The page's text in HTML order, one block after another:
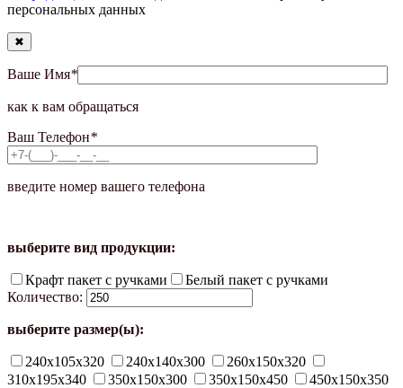
персональных данных
✖
Ваше Имя*
как к вам обращаться
Ваш Телефон*
введите номер вашего телефона
выберите вид продукции:
Крафт пакет с ручками
Белый пакет с ручками
Количество:
выберите размер(ы):
240х105х320 240х140х300
260х150х320
310х195х340
350х150х300 350х150х450
450х150х350